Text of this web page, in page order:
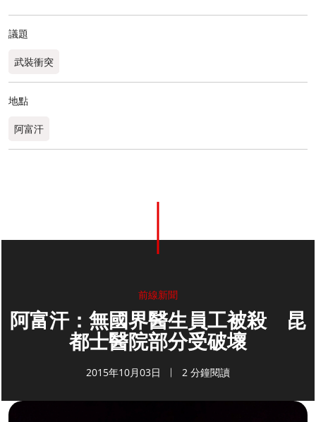
議題
武裝衝突
地點
阿富汗
前線新聞
阿富汗：無國界醫生員工被殺 昆
都士醫院部分受破壞
2015年10月03日 2 分鐘閱讀